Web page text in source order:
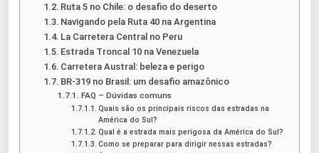
Ruta 5 no Chile: o desafio do deserto
Navigando pela Ruta 40 na Argentina
La Carretera Central no Peru
Estrada Troncal 10 na Venezuela
Carretera Austral: beleza e perigo
BR-319 no Brasil: um desafio amazônico
FAQ – Dúvidas comuns
Quais são os principais riscos das estradas na
América do Sul?
Qual é a estrada mais perigosa da América do Sul?
Como se preparar para dirigir nessas estradas?